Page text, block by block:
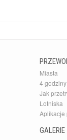
Miasta
4
Jak
Lotniska
Aplikacje